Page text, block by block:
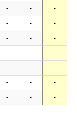
- - -
- - -
- - -
- - -
- - -
- - -
- - -